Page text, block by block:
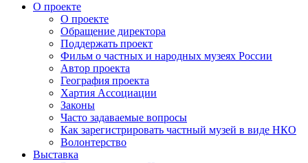
О проекте
О проекте
Обращение директора
Поддержать проект
Фильм о частных и народных музеях России
Автор проекта
География проекта
Хартия Ассоциации
Законы
Часто задаваемые вопросы
Как зарегистрировать частный музей в виде НКО
Волонтерство
Выставка